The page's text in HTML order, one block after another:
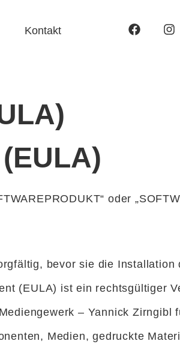
Kontakt
oder
bevor sie die Installation
(EULA) ist ein rechtsgültiger
– Yannick Zirngibl
Medien, gedruckte